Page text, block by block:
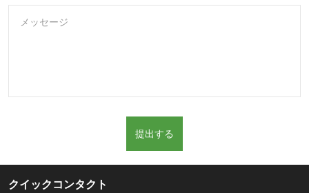
メッセージ
提出する
クイックコンタクト